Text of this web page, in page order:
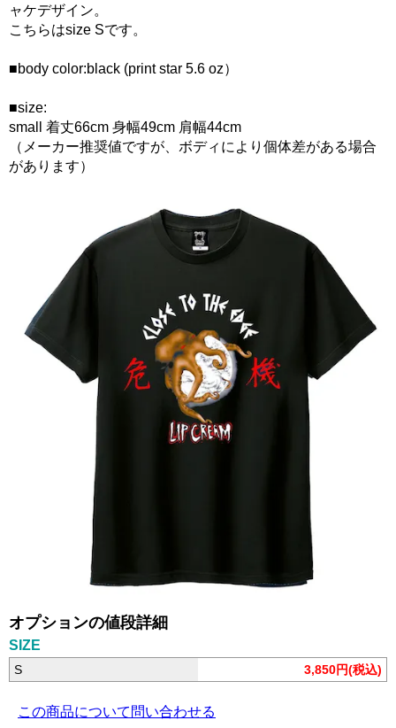
ャケデザイン。
こちらはsize Sです。
■body color:black (print star 5.6 oz）
■size:
small 着丈66cm 身幅49cm 肩幅44cm
（メーカー推奨値ですが、ボディにより個体差がある場合
があります）
オプションの値段詳細
SIZE
S 3,850円(税込)
この商品について問い合わせる